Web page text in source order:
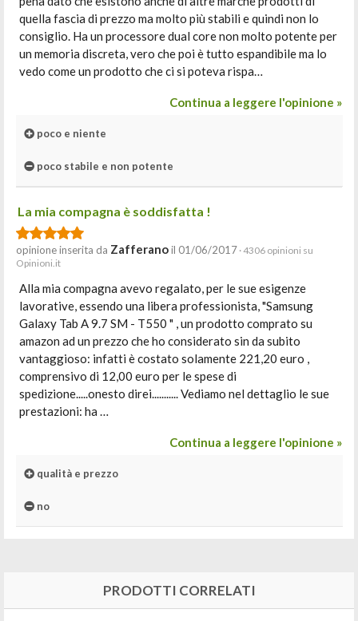
quella fascia di prezzo ma molto più stabili e quindi non lo
consiglio. Ha un processore dual core non molto potente per
un memoria discreta, vero che poi è tutto espandibile ma lo
vedo come un prodotto che ci si poteva rispa…
Continua a leggere l'opinione »
poco e niente
poco stabile e non potente
La mia compagna è soddisfatta !
opinione inserita da Zafferanoil 01/06/2017 · 4306 opinioni su
Opinioni.it
Alla mia compagna avevo regalato, per le sue esigenze
lavorative, essendo una libera professionista, "Samsung
Galaxy Tab A 9.7 SM - T550 " , un prodotto comprato su
amazon ad un prezzo che ho considerato sin da subito
vantaggioso: infatti è costato solamente 221,20 euro ,
comprensivo di 12,00 euro per le spese di
spedizione.....onesto direi........... Vediamo nel dettaglio le sue
prestazioni: ha …
Continua a leggere l'opinione »
qualità e prezzo
no
PRODOTTI CORRELATI